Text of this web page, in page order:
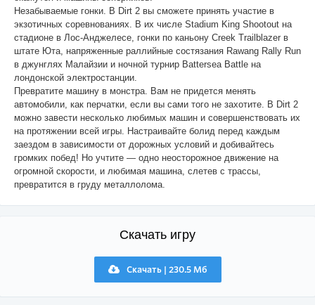
Незабываемые гонки. В Dirt 2 вы сможете принять участие в
экзотичных соревнованиях. В их числе Stadium King Shootout на
стадионе в Лос-Анджелесе, гонки по каньону Creek Trailblazer в
штате Юта, напряженные раллийные состязания Rawang Rally Run
в джунглях Малайзии и ночной турнир Battersea Battle на
лондонской электростанции.
Превратите машину в монстра. Вам не придется менять
автомобили, как перчатки, если вы сами того не захотите. В Dirt 2
можно завести несколько любимых машин и совершенствовать их
на протяжении всей игры. Настраивайте болид перед каждым
заездом в зависимости от дорожных условий и добивайтесь
громких побед! Но учтите — одно неосторожное движение на
огромной скорости, и любимая машина, слетев с трассы,
превратится в груду металлолома.
Скачать игру
Скачать | 230.5 Мб